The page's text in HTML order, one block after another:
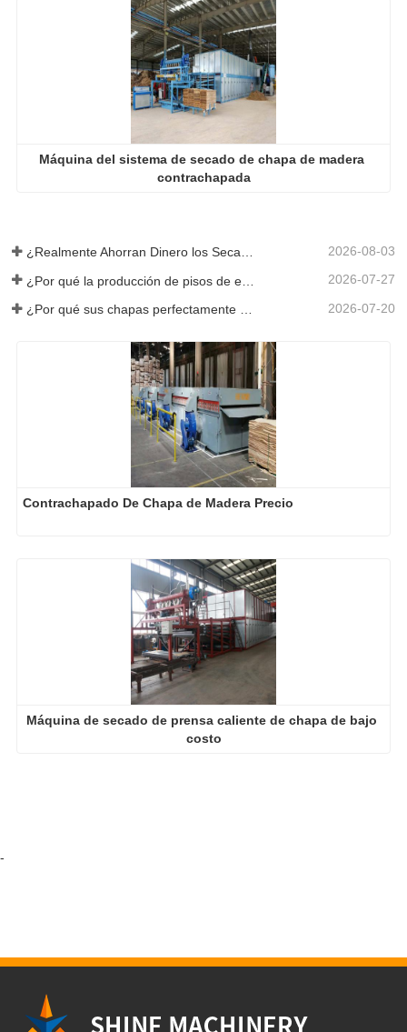
Máquina del sistema de secado de chapa de madera
contrachapada
¿Realmente Ahorran Dinero los Secadores de Chapa Más Grandes? 2026-08-03
2026-07-27
2026-07-20
Contrachapado De Chapa de Madera Precio
Máquina de secado de prensa caliente de chapa de bajo
costo
-